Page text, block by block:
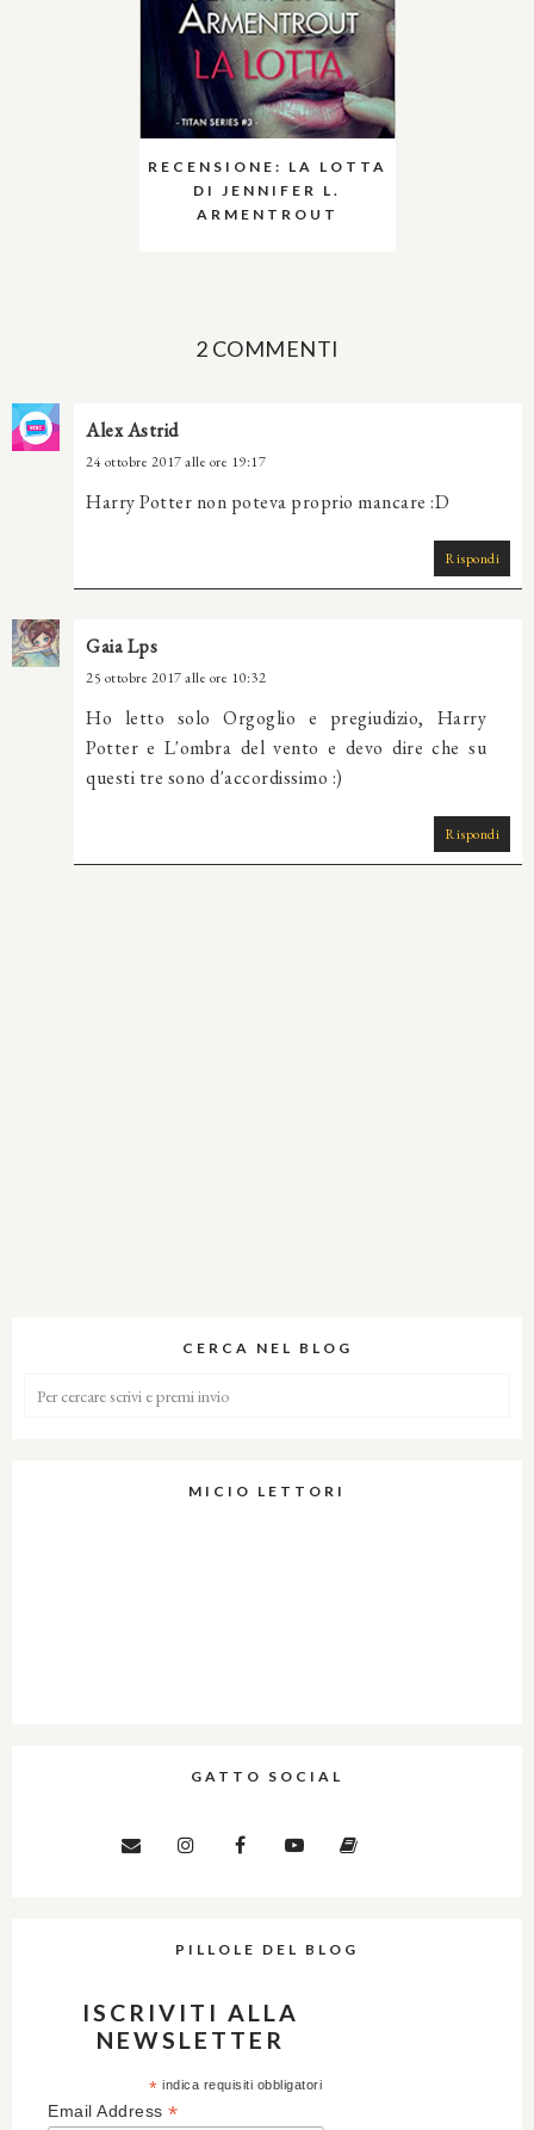
RECENSIONE: LA LOTTA
DI JENNIFER L.
ARMENTROUT
2 COMMENTI
Alex Astrid
24 ottobre 2017 alle ore 19:17
Harry Potter non poteva proprio mancare :D
Rispondi
Gaia Lps
25 ottobre 2017 alle ore 10:32
Ho letto solo Orgoglio e pregiudizio, Harry
Potter e L'ombra del vento e devo dire che su
questi tre sono d'accordissimo :)
Rispondi
CERCA NEL BLOG
MICIO LETTORI
GATTO SOCIAL
PILLOLE DEL BLOG
ISCRIVITI ALLA
NEWSLETTER
* indica requisiti obbligatori
Email Address *